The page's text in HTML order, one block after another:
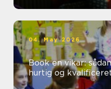
04. May 2026
Book en vikar:
hurtig og